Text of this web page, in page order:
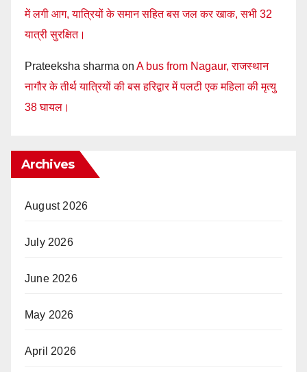
में लगी आग, यात्रियों के समान सहित बस जल कर खाक, सभी 32
यात्री सुरक्षित।
Prateeksha sharma on A bus from Nagaur, राजस्थान
नागौर के तीर्थ यात्रियों की बस हरिद्वार में पलटी एक महिला की मृत्यु
38 घायल।
Archives
August 2026
July 2026
June 2026
May 2026
April 2026